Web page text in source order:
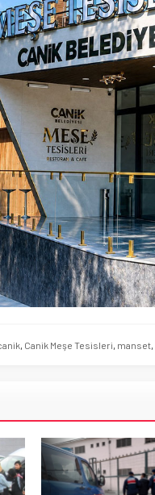
, Canik Meşe Tesisleri, manset,